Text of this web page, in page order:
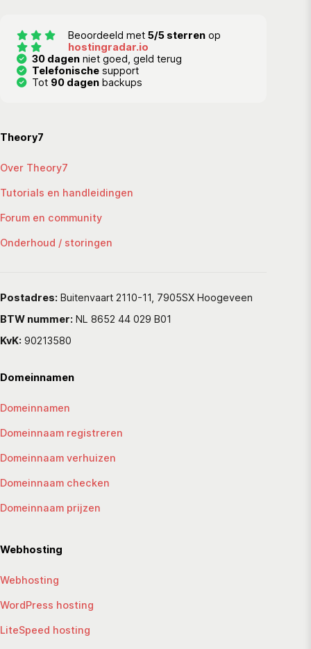
Beoordeeld met 5/5 sterrenop
hostingradar.io
30 dagen niet goed, geld terug
Telefonische support
Tot 90 dagen backups
Theory7
Over Theory7
Tutorials en handleidingen
Forum en community
Onderhoud / storingen
Postadres: Buitenvaart 2110-11, 7905SX Hoogeveen
BTW nummer: NL 8652 44 029 B01
KvK: 90213580
Domeinnamen
Domeinnamen
Domeinnaam registreren
Domeinnaam verhuizen
Domeinnaam checken
Domeinnaam prijzen
Webhosting
Webhosting
WordPress hosting
LiteSpeed hosting